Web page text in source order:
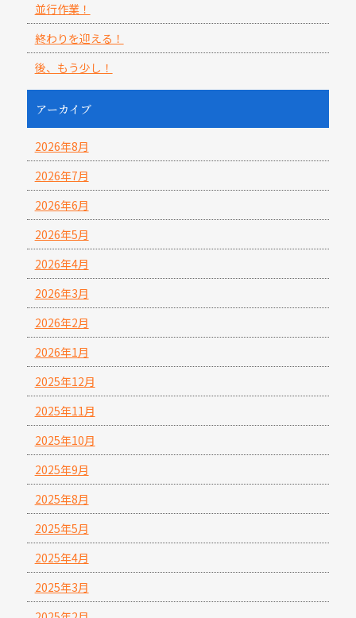
並行作業！
終わりを迎える！
後、もう少し！
アーカイブ
2026年8月
2026年7月
2026年6月
2026年5月
2026年4月
2026年3月
2026年2月
2026年1月
2025年12月
2025年11月
2025年10月
2025年9月
2025年8月
2025年5月
2025年4月
2025年3月